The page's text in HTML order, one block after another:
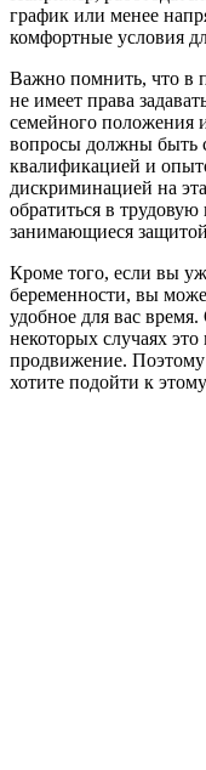
график или менее
комфортные условия
Важно помнить, что в
не имеет права
семейного положения
вопросы должны быть
квалификацией и
дискриминацией на
обратиться в
занимающиеся
Кроме того, если вы
беременности, вы
удобное для вас
некоторых случаях
продвижение. Поэтому
хотите подойти к